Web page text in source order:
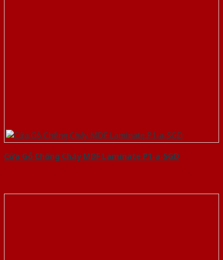
Cửa Gỗ Chống Cháy MDF Laminate P1-a-SGD